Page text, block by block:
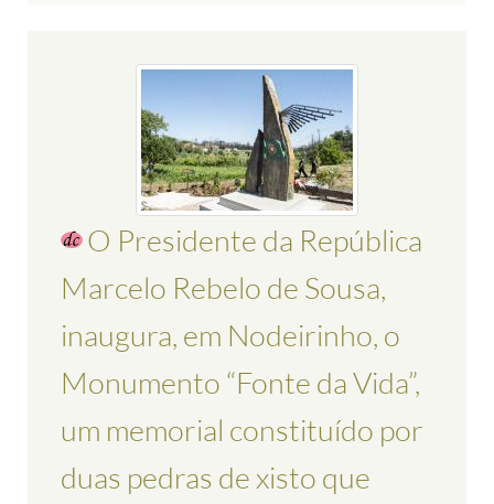
O Presidente da República
Marcelo Rebelo de Sousa,
inaugura, em Nodeirinho, o
Monumento “Fonte da Vida”,
um memorial constituído por
duas pedras de xisto que